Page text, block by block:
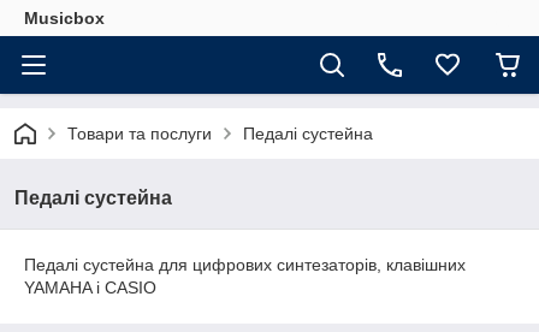
Musicbox
Товари та послуги Педалі сустейна
Педалі сустейна
Педалі сустейна для цифрових синтезаторів, клавішних
YAMAHA і CASIO